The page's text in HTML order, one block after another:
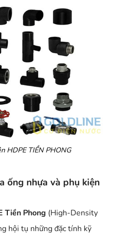
HDPE TIỀN PHONG
ống nhựa và phụ kiện
Tiền Phong (High-Density
hội tụ những đặc tính kỹ